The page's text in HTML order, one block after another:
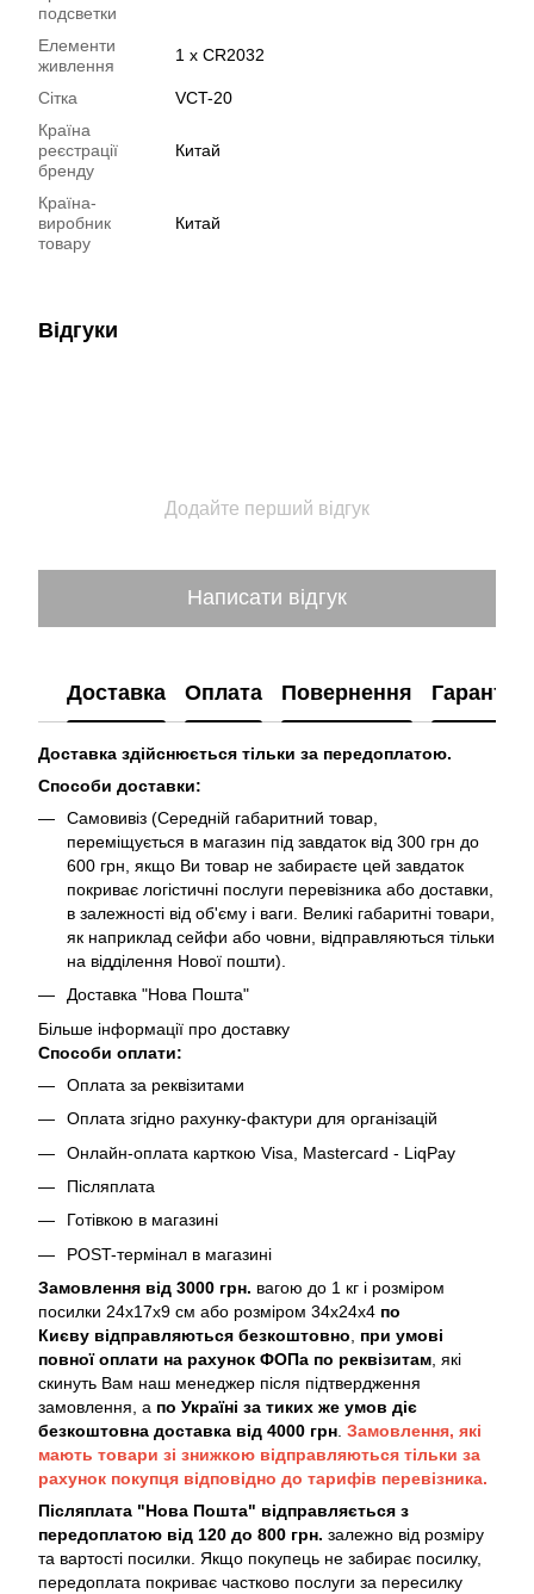
подсветки
Елементи
живлення
1 x CR2032
Сітка
VCT-20
Країна
реєстрації
бренду
Китай
Країна-
виробник
товару
Китай
Відгуки
Додайте перший відгук
Написати відгук
Доставка Оплата Повернення Гарантія
Доставка здійснюється тільки за передоплатою.
Способи доставки:
Самовивіз (Середній габаритний товар,
переміщується в магазин під завдаток від 300 грн до
600 грн, якщо Ви товар не забираєте цей завдаток
покриває логістичні послуги перевізника або доставки,
в залежності від об'єму і ваги. Великі габаритні товари,
як наприклад сейфи або човни, відправляються тільки
на відділення Нової пошти).
Доставка "Нова Пошта"
Більше інформації про доставку
Способи оплати:
Оплата за реквізитами
Оплата згідно рахунку-фактури для організацій
Онлайн-оплата карткою Visa, Mastercard - LiqPay
Післяплата
Готівкою в магазині
POST-термінал в магазині
Замовлення від 3000 грн. вагою до 1 кг і розміром
посилки 24х17х9 см або розміром 34х24х4 по
Києву відправляються безкоштовно
при умові
повної оплати на рахунок ФОПа по реквізитам , які
скинуть Вам наш менеджер після підтвердження
замовлення, а по Україні за тиких же умов діє
безкоштовна доставка від 4000 грн Замовлення, які
мають товари зі знижкою відправляються тільки за
рахунок покупця відповідно до тарифів перевізника.
Післяплата "Нова Пошта" відправляється з
передоплатою від 120 до 800 грн. залежно від розміру
та вартості посилки. Якщо покупець не забирає посилку,
передоплата покриває частково послуги за пересилку